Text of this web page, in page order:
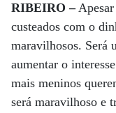
RIBEIRO –Apesar
custeados com o
maravilhosos. Será
aumentar o
mais meninos
será maravilhoso e